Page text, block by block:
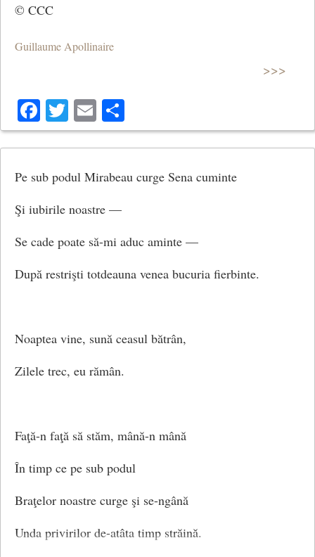
© CCC
Guillaume Apollinaire
>>>
Facebook
Twitter
Email
Pe sub podul Mirabeau curge Sena cuminte
Şi iubirile noastre —
Se cade poate să-mi aduc aminte —
După restrişti totdeauna venea bucuria fierbinte.
Noaptea vine, sună ceasul bătrân,
Zilele trec, eu rămân.
Faţă-n faţă să stăm, mână-n mână
În timp ce pe sub podul
Braţelor noastre curge şi se-ngână
Unda privirilor de-atâta timp străină.